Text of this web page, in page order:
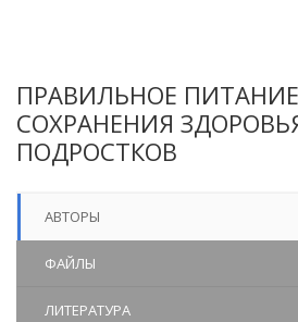
ПРАВИЛЬНОЕ
СОХРАНЕНИЯ
ПОДРОСТКОВ
АВТОРЫ
ФАЙЛЫ
ЛИТЕРАТУРА